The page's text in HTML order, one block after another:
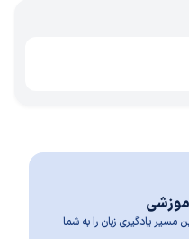
یادگیری زبان را به شما